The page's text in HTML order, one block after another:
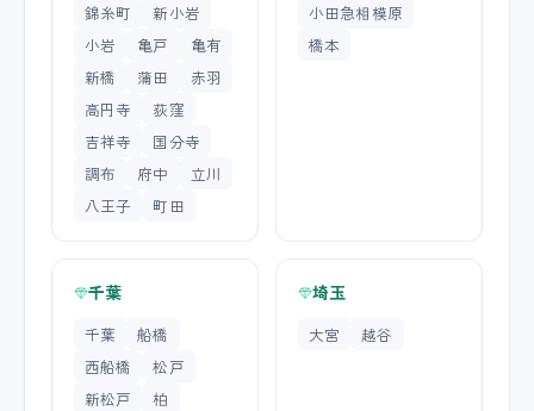
錦糸町
新小岩
小岩
亀戸
亀有
新橋
蒲田
赤羽
高円寺
荻窪
吉祥寺
国分寺
調布
府中
立川
八王子
町田
小田急相模原
橋本
千葉
千葉
船橋
西船橋
松戸
新松戸
柏
埼玉
大宮 越谷